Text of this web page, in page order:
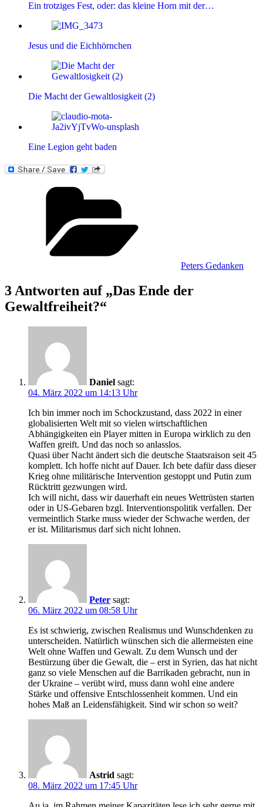
Ein trotziges Fest, oder: das kleine Horn mit der…
Jesus und die Eichhörnchen
Die Macht der Gewaltlosigkeit (2)
Eine Legion geht baden
Peters Gedanken
3 Antworten auf „Das Ende der
Gewaltfreiheit?“
Daniel sagt:
04. März 2022 um 14:13 Uhr
Ich bin immer noch im Schockzustand, dass 2022 in einer
globalisierten Welt mit so vielen wirtschaftlichen
Abhängigkeiten ein Player mitten in Europa wirklich zu den
Waffen greift. Und das noch so anlasslos.
Quasi über Nacht ändert sich die deutsche Staatsraison seit 45
komplett. Ich hoffe nicht auf Dauer. Ich bete dafür dass dieser
Krieg ohne militärische Intervention gestoppt und Putin zum
Rücktritt gezwungen wird.
Ich will nicht, dass wir dauerhaft ein neues Wettrüsten starten
oder in US-Gebaren bzgl. Interventionspolitik verfallen. Der
vermeintlich Starke muss wieder der Schwache werden, der
er ist. Militarismus darf sich nicht lohnen.
Peter sagt:
06. März 2022 um 08:58 Uhr
Es ist schwierig, zwischen Realismus und Wunschdenken zu
unterscheiden. Natürlich wünschen sich die allermeisten eine
Welt ohne Waffen und Gewalt. Zu dem Wunsch und der
Bestürzung über die Gewalt, die – erst in Syrien, das hat nicht
ganz so viele Menschen auf die Barrikaden gebracht, nun in
der Ukraine – verübt wird, muss dann wohl eine andere
Stärke und offensive Entschlossenheit kommen. Und ein
hohes Maß an Leidensfähigkeit. Sind wir schon so weit?
Astrid sagt:
08. März 2022 um 17:45 Uhr